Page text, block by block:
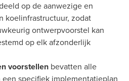
op de aanwezige en
koelinfrastructuur, zodat
ontwerpvoorstel kan
op elk afzonderlijk
voorstellen bevatten alle
specifiek implementatieplan